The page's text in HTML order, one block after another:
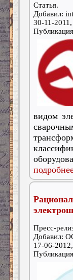
Статья.
Добавил:
30-11-
видом
Пресс-
Добавил:
17-06-